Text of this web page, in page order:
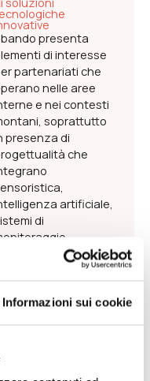
Informazioni sui cookie
bando presenta
di interesse
partenariati che
nelle aree
e nei contesti
soprattutto
presenza di
che
artificiale,
di
ambientale e
coinvolgimento delle
Comunità Montane,
trovare in